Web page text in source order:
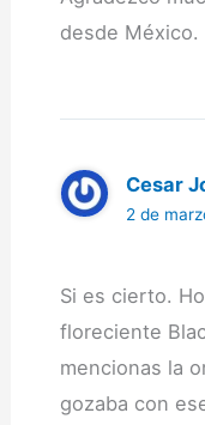
desde México.
Cesar
2 de
Si es cierto.
floreciente
mencionas la
gozaba con